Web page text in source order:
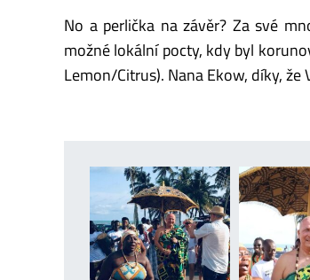
No a perlička na závěr? Za své
možné lokální pocty, kdy byl
Lemon/Citrus). Nana Ekow, díky,